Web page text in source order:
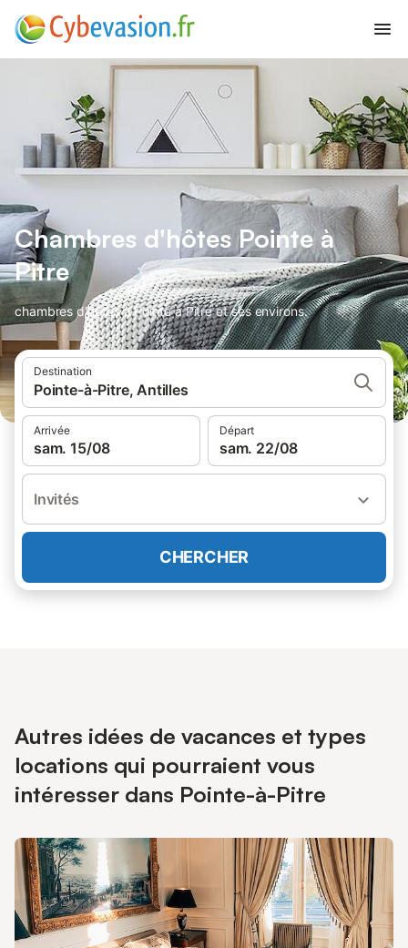
Chambres d'hôtes Pointe à
Pitre
chambres d'hôtes à Pointe à Pitre et ses environs.
Destination
Pointe-à-Pitre, Antilles
Arrivée
sam. 15/08
Départ
sam. 22/08
Invités
CHERCHER
Autres idées de vacances et types
locations qui pourraient vous
intéresser dans Pointe-à-Pitre